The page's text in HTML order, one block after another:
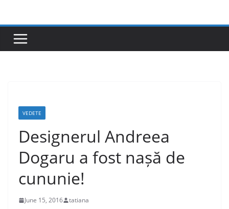
content
VEDETE
Designerul Andreea
Dogaru a fost nașă de
cununie!
June 15, 2016 tatiana